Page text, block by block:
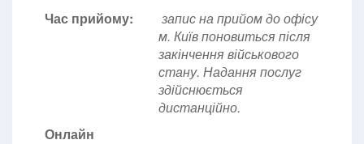
Час прийому:
запис на прийом до офісу
м. Київ поновиться після
закінчення військового
стану. Надання послуг
здійснюється
дистанційно.
Онлайн